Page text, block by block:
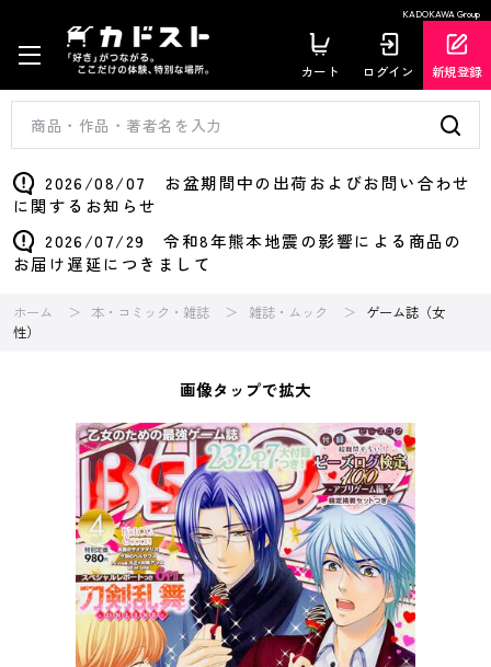
KADOKAWA Group
カート ログイン 新規登録
2026/08/07 お盆期間中の出荷およびお問い合わせ
に関するお知らせ
2026/07/29 令和8年熊本地震の影響による商品の
お届け遅延につきまして
ホーム 本・コミック・雑誌 雑誌・ムック
ゲーム誌（女
性）
画像タップで拡大